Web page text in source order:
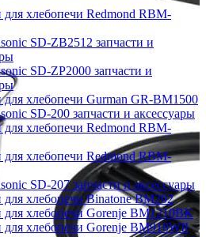
для хлебопечи Redmond RBM-
SD-ZB2512 запчасти и
SD-ZP2000 запчасти и
для хлебопечи Gurman GR-BM1500
SD-200 запчасти и аксессуары
для хлебопечи Redmond RBM-
для хлебопечи Redmond RBM-
SD-207 запчасти и аксессуары
для хлебопечи Binatone BM202
для хлебопечи Gorenje BM1210BK
для хлебопечи Gorenje BM910WII